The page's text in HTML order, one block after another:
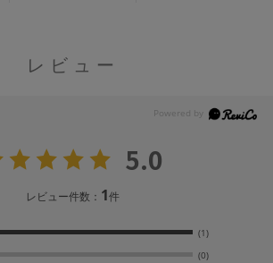
レビュー
5.0
レビュー件数： 1件
(1)
(0)